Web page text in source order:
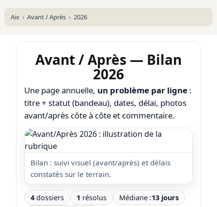
Aix Avant / Après 2026
Avant / Après — Bilan
2026
Une page annuelle, un problème par ligne:
titre + statut (bandeau), dates, délai, photos
avant/après côte à côte et commentaire.
Bilan : suivi visuel (avant/après) et délais
constatés sur le terrain.
4dossiers 1 résolus Médiane :13 jours